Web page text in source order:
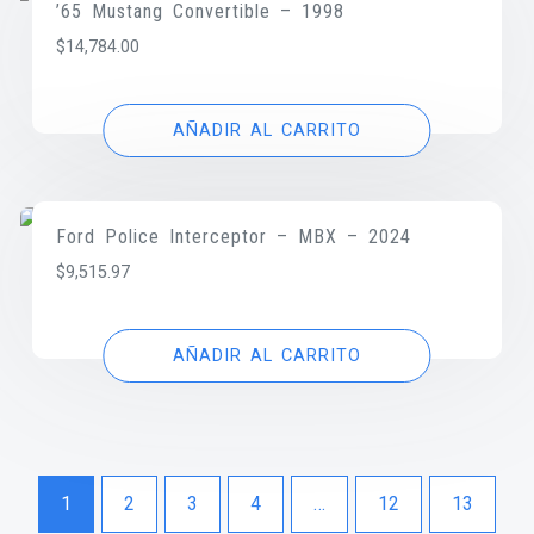
’65 Mustang Convertible – 1998
$14,784.00
AÑADIR AL CARRITO
Ford Police Interceptor – MBX – 2024
$9,515.97
AÑADIR AL CARRITO
1 2 3 4 … 12 13